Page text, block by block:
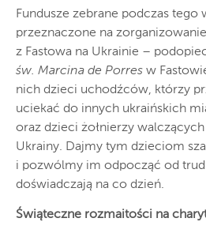
Fundusze zebrane podczas tego
przeznaczone na
z Fastowa na Ukrainie –
św. Marcina de Porres w
nich dzieci uchodźców, którzy
uciekać do innych ukraińskich
oraz dzieci żołnierzy
Ukrainy. Dajmy tym dzieciom
i pozwólmy im odpocząć od
doświadczają na co dzień.
Świąteczne rozmaitości na